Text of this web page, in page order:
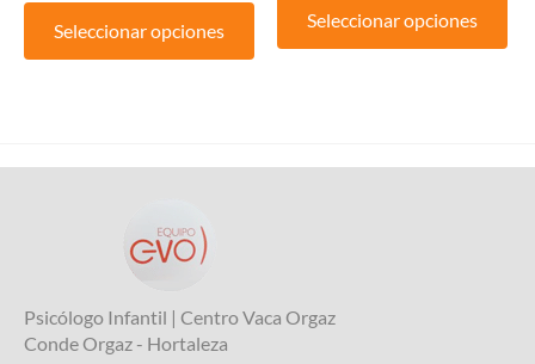
Seleccionar opciones
desde
Seleccionar opciones
Psicólogo Infantil | Centro Vaca Orgaz
Conde Orgaz - Hortaleza